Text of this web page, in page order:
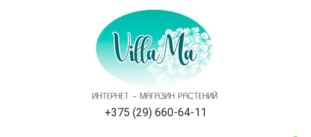
+375 (29) 660-64-11